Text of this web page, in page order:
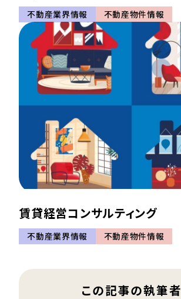
不動産業界情報 不動産物件情報
賃貸経営コンサルティング
不動産業界情報 不動産物件情報
この記事の執筆者